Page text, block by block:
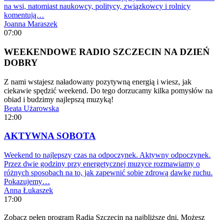
na wsi, natomiast naukowcy, politycy, związkowcy i rolnicy
komentują…
Joanna Maraszek
07:00
WEEKENDOWE RADIO SZCZECIN NA DZIEŃ
DOBRY
Z nami wstajesz naładowany pozytywną energią i wiesz, jak
ciekawie spędzić weekend. Do tego dorzucamy kilka pomysłów na
obiad i budzimy najlepszą muzyką!
Beata Użarowska
12:00
AKTYWNA SOBOTA
Weekend to najlepszy czas na odpoczynek. Aktywny odpoczynek.
Przez dwie godziny przy energetycznej muzyce rozmawiamy o
różnych sposobach na to, jak zapewnić sobie zdrową dawkę ruchu.
Pokazujemy…
Anna Łukaszek
17:00
Zobacz pełen program Radia Szczecin na najbliższe dni. Możesz